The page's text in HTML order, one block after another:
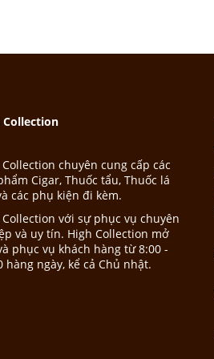
Collection
chuyên cung cấp các
Cigar, Thuốc tẩu, Thuốc lá
các phụ kiện đi kèm.
Collection với sự phục vụ chuyên
và uy tín. High Collection mở
phục vụ khách hàng từ 8:00 -
hàng ngày, kể cả Chủ nhật.